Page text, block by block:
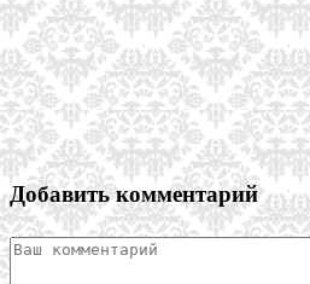
Добавить комментарий